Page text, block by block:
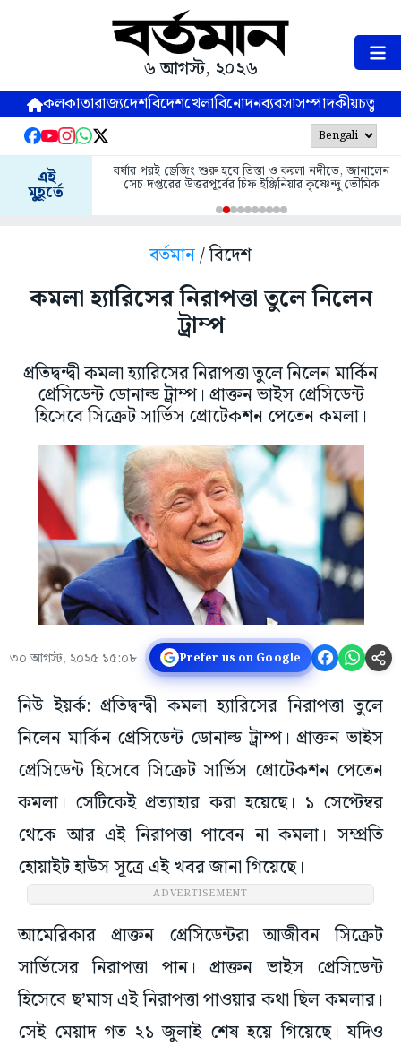
৬ আগস্ট, ২০২৬
কলকাতারাজ্যদেশবিদেশখেলাবিনোদনব্যবসাসম্পাদকীয়
এই
মুহূর্তে
বর্ষার পরই ড্রেজিং শুরু হবে তিস্তা ও করলা নদীতে, জানালেন
সেচ দপ্তরের উত্তরপূর্বের চিফ ইঞ্জিনিয়ার কৃষ্ণেন্দু ভৌমিক
বর্তমান/ বিদেশ
কমলা হ্যারিসের নিরাপত্তা তুলে নিলেন
ট্রাম্প
প্রতিদ্বন্দ্বী কমলা হ্যারিসের নিরাপত্তা তুলে নিলেন মার্কিন
প্রেসিডেন্ট ডোনাল্ড ট্রাম্প। প্রাক্তন ভাইস প্রেসিডেন্ট
হিসেবে সিক্রেট সার্ভিস প্রোটেকশন পেতেন কমলা।
৩০ আগস্ট, ২০২৫ ১৫:০৮ Prefer us on Google
নিউ ইয়র্ক: প্রতিদ্বন্দ্বী কমলা হ্যারিসের নিরাপত্তা তুলে
নিলেন মার্কিন প্রেসিডেন্ট ডোনাল্ড ট্রাম্প। প্রাক্তন ভাইস
প্রেসিডেন্ট হিসেবে সিক্রেট সার্ভিস প্রোটেকশন পেতেন
কমলা। সেটিকেই প্রত্যাহার করা হয়েছে। ১ সেপ্টেম্বর
থেকে আর এই নিরাপত্তা পাবেন না কমলা। সম্প্রতি
হোয়াইট হাউস সূত্রে এই খবর জানা গিয়েছে।
আমেরিকার প্রাক্তন প্রেসিডেন্টরা আজীবন সিক্রেট
সার্ভিসের নিরাপত্তা পান। প্রাক্তন ভাইস প্রেসিডেন্ট
হিসেবে ছ’মাস এই নিরাপত্তা পাওয়ার কথা ছিল কমলার।
সেই মেয়াদ গত ২১ জুলাই শেষ হয়ে গিয়েছে। যদিও
হোয়াইট হাউস ছাড়ার আগে জো বাইডেন কমলার